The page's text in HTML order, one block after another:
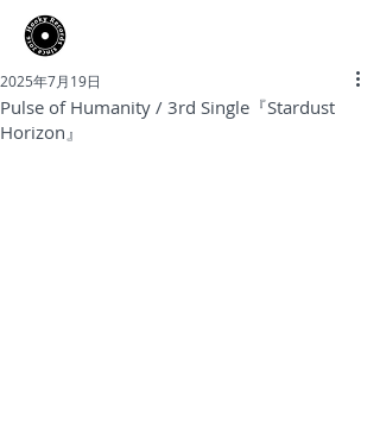
Pulse of Humanity / 3rd Single『Stardust
Horizon』
2025年7月19日